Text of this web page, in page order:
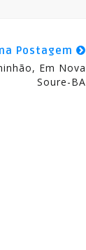
Postagem
Em Nova
Soure-BA